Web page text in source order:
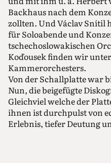
Backhaus nach dem
zollten. Und Václav Snítil
für Soloabende und
tschechoslowakischen
Koďousek finden wir
Kammerorchesters.
Von der Schallplatte war
Nun, die beigefügte
Gleichviel welche der
ihnen ist durchpulst von
Erlebnis, tiefer Deutung